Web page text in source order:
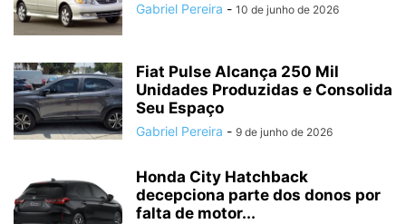
Gabriel Pereira - 10 de junho de 2026
Fiat Pulse Alcança 250 Mil
Unidades Produzidas e Consolida
Seu Espaço
Gabriel Pereira - 9 de junho de 2026
Honda City Hatchback
decepciona parte dos donos por
falta de motor...